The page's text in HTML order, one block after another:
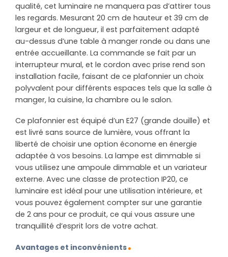
qualité, cet luminaire ne manquera pas d’attirer tous
les regards. Mesurant 20 cm de hauteur et 39 cm de
largeur et de longueur, il est parfaitement adapté
au-dessus d’une table à manger ronde ou dans une
entrée accueillante. La commande se fait par un
interrupteur mural, et le cordon avec prise rend son
installation facile, faisant de ce plafonnier un choix
polyvalent pour différents espaces tels que la salle à
manger, la cuisine, la chambre ou le salon.
Ce plafonnier est équipé d’un E27 (grande douille) et
est livré sans source de lumière, vous offrant la
liberté de choisir une option économe en énergie
adaptée à vos besoins. La lampe est dimmable si
vous utilisez une ampoule dimmable et un variateur
externe. Avec une classe de protection IP20, ce
luminaire est idéal pour une utilisation intérieure, et
vous pouvez également compter sur une garantie
de 2 ans pour ce produit, ce qui vous assure une
tranquillité d’esprit lors de votre achat.
Avantages et inconvénients